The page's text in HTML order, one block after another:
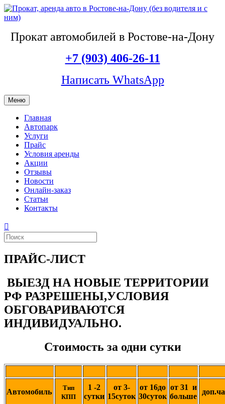
Прокат автомобилей в Ростове-на-Дону
+7 (903) 406-26-11
Написать WhatsApp
Меню
Главная
Автопарк
Услуги
Прайс
Условия аренды
Акции
Отзывы
Новости
Онлайн-заказ
Статьи
Контакты
ПРАЙС-ЛИСТ
ВЫЕЗД НА НОВЫЕ ТЕРРИТОРИИ
РФ РАЗРЕШЕНЫ,УСЛОВИЯ
ОБГОВАРИВАЮТСЯ
ИНДИВИДУАЛЬНО.
Стоимость за одни сутки
Автомобиль
Тип
КПП
1 -2
сутки
от 3-
15суток
от 16до
30суток
от 31 и
больше